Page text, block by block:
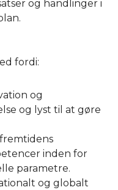
og handlinger i
fordi:
og
og lyst til at gøre
inden for
parametre.
og globalt